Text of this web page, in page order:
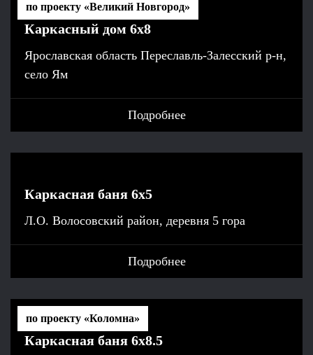
Каркасный дом 6x8
Ярославская область Переславль-Залесский р-н,
село Ям
Подробнее
по проекту «Великий Новгород»
Каркасная баня 6x5
Л.О. Волосовский район, деревня 5 гора
Подробнее
Каркасная баня 6x8.5
по проекту «Коломна»